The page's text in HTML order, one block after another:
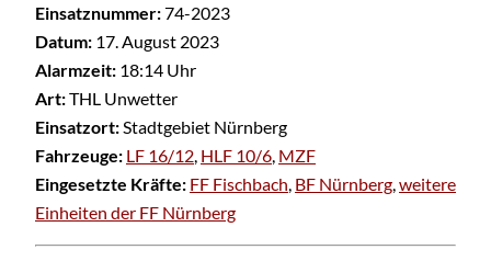
Einsatznummer:74-2023
Datum: 17. August 2023
Alarmzeit: 18:14 Uhr
Art:THL Unwetter
Einsatzort:Stadtgebiet Nürnberg
Fahrzeuge: LF 16/12, HLF 10/6, MZF
Eingesetzte Kräfte: FF Fischbach, BF Nürnberg,weitere
Einheiten der FF Nürnberg